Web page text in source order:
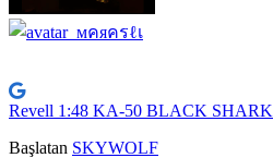
Revell 1:48 KA-50 BLACK SHARK
Başlatan SKYWOLF